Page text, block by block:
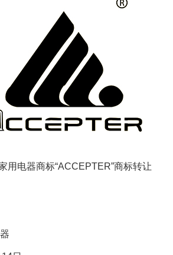
用电器商标“ACCEPTER”商标转让